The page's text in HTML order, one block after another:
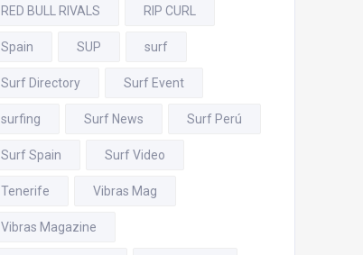
RED BULL RIVALS RIP CURL
Spain SUP surf
Surf Directory Surf Event
surfing Surf News Surf Perú
Surf Spain Surf Video
Tenerife Vibras Mag
Vibras Magazine